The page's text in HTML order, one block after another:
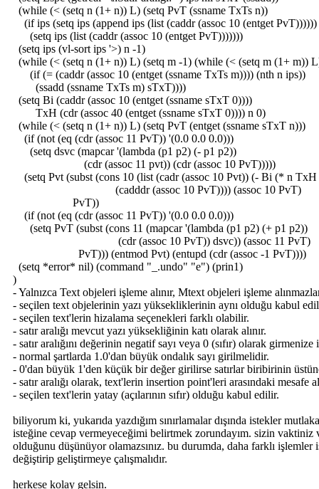
(while (< (setq n (1+ n)) L) (setq PvT (ssname TxTs n))
(if ips (setq ips (append ips (list (caddr (assoc 10 (entget PvT))))))
(setq ips (list (caddr (assoc 10 (entget PvT)))))))
(setq ips (vl-sort ips '>) n -1)
(while (< (setq n (1+ n)) L) (setq m -1) (while (< (setq m (1+ m))
(if (= (caddr (assoc 10 (entget (ssname TxTs m)))) (nth n ips))
(ssadd (ssname TxTs m) sTxT))))
(setq Bi (caddr (assoc 10 (entget (ssname sTxT 0))))
TxH (cdr (assoc 40 (entget (ssname sTxT 0)))) n 0)
(while (< (setq n (1+ n)) L) (setq PvT (entget (ssname sTxT n)))
(if (not (eq (cdr (assoc 11 PvT)) '(0.0 0.0 0.0)))
(setq dsvc (mapcar '(lambda (p1 p2) (- p1 p2))
(cdr (assoc 11 pvt)) (cdr (assoc 10 PvT)))))
(setq Pvt (subst (cons 10 (list (cadr (assoc 10 Pvt)) (- Bi (* n
(cadddr (assoc 10 PvT)))) (assoc 10 PvT)
PvT))
(if (not (eq (cdr (assoc 11 PvT)) '(0.0 0.0 0.0)))
(setq PvT (subst (cons 11 (mapcar '(lambda (p1 p2) (+ p1 p2))
(cdr (assoc 10 PvT)) dsvc)) (assoc 11 PvT)
PvT))) (entmod Pvt) (entupd (cdr (assoc -1 PvT))))
(setq *error* nil) (command "_.undo" "e") (prin1)
)
- Yalnızca Text objeleri işleme alınır, Mtext objeleri işleme
- seçilen text objelerinin yazı yüksekliklerinin aynı olduğu kabul
- seçilen text'lerin hizalama seçenekleri farklı olabilir.
- satır aralığı mevcut yazı yüksekliğinin katı olarak alınır.
- satır aralığını değerinin negatif sayı veya 0 (sıfır) olarak
- normal şartlarda 1.0'dan büyük ondalık sayı girilmelidir.
- 0'dan büyük 1'den küçük bir değer girilirse satırlar biribirinin
- satır aralığı olarak, text'lerin insertion point'leri arasındaki mesafe
- seçilen text'lerin yatay (açılarının sıfır) olduğu kabul edilir.
biliyorum ki, yukarıda yazdığım sınırlamalar dışında istekler
isteğine cevap vermeyeceğimi belirtmek zorundayım. sizin
olduğunu düşünüyor olamazsınız. bu durumda, daha farklı
değiştirip geliştirmeye çalışmalıdır.
herkese kolay gelsin.